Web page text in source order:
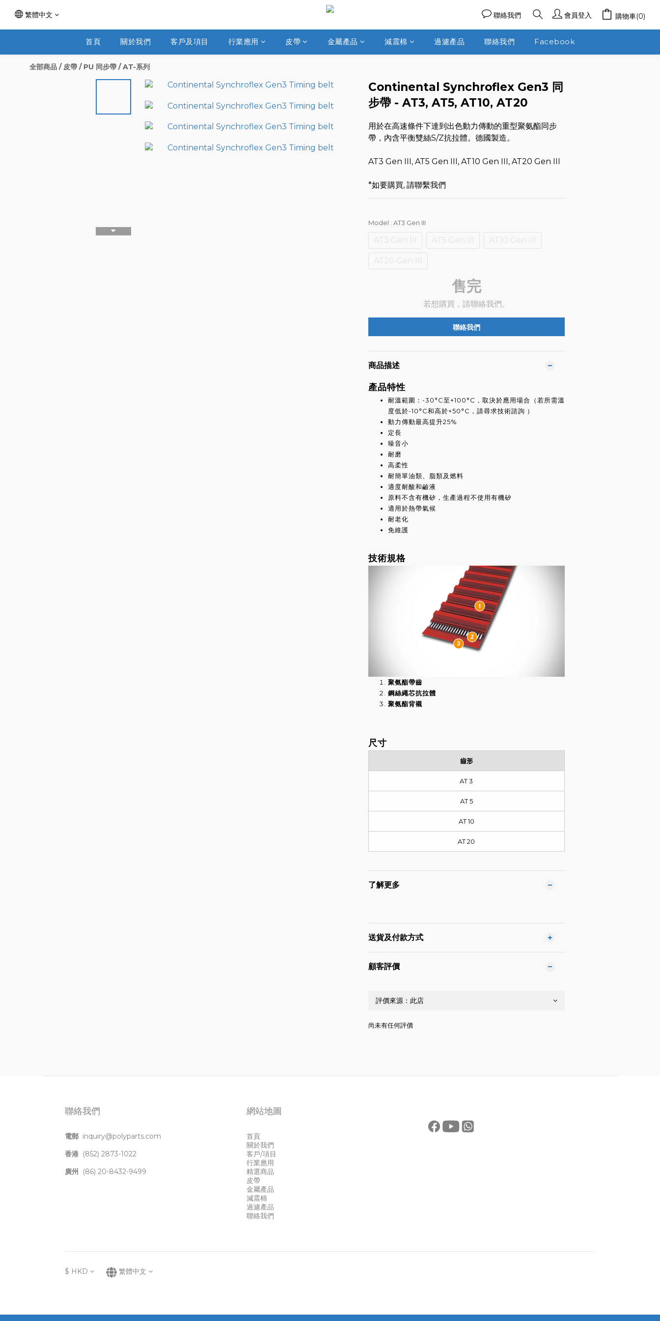
繁體中文 聯絡我們 會員登入 購物車(0)
首頁 關於我們 客戶及項目 行業應用 皮帶 金屬產品 減震棉 過濾產品 聯絡我們 Facebook
全部商品 / 皮帶 / PU 同步帶 /AT-系列
Continental Synchroflex Gen3 同
步帶 - AT3, AT5, AT10, AT20
用於在高速條件下達到出色動力傳動的重型聚氨酯同步
帶，內含平衡雙絲S/Z抗拉體。德國製造。
AT3 Gen III, AT5 Gen III, AT10 Gen III, AT20 Gen III
*如要購買, 請聯繫我們
Model : AT3 Gen III
售完
若想購買，請聯絡我們。
聯絡我們
商品描述
產品特性
耐溫範圍：-30°C至+100°C，取決於應用場合（若所需溫
度低於-10°C和高於+50°C，請尋求技術諮詢 ）
動力傳動最高提升25%
定長
噪音小
耐磨
高柔性
耐簡單油類、脂類及燃料
適度耐酸和鹼液
原料不含有機矽，生產過程不使用有機矽
適用於熱帶氣候
耐老化
免維護
技術規格
聚氨酯帶齒
鋼絲繩芯抗拉體
聚氨酯背襯
尺寸
齒形
AT 3
AT 5
AT 10
AT 20
了解更多
送貨及付款方式
顧客評價
尚未有任何評價
聯絡我們
電郵 inquiry@polyparts.com
香港 (852) 2873-1022
廣州
(86) 20-8432-9499
網站地圖
首頁
關於我們
客戶/項目
行業應用
精選商品
皮帶
金屬產品
減震棉
過濾產品
聯絡我們
$ HKD 繁體中文